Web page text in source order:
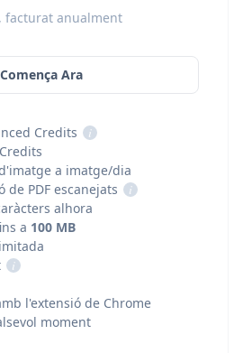
facturat anualment
Comença Ara
Credits
i
a imatge/dia
PDF escanejats
i
alhora
a 100 MB
i
l'extensió de Chrome
moment